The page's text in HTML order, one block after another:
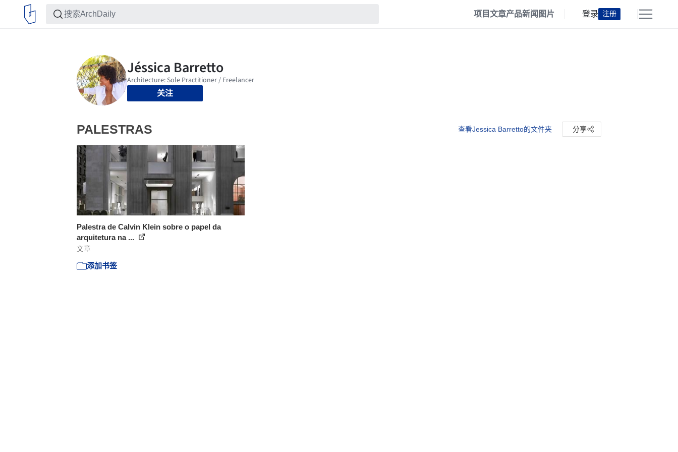
项目文章产品新闻 图片 登录 注册
关注
PALESTRAS 查看Jessica Barretto的文件夹 分享
Palestra de Calvin Klein sobre o papel da
arquitetura na ...
文章
添加书签